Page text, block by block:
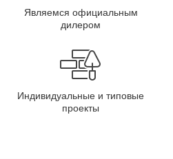
Являемся официальным
дилером
Индивидуальные и типовые
проекты